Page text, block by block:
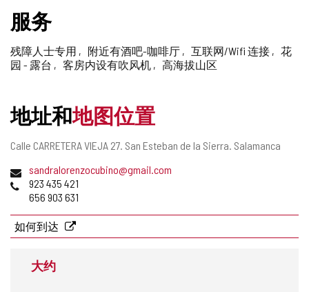
删
除
服务
残障人士专用 附近有酒吧-咖啡厅 互联网/Wifi 连接
花
园 - 露台
客房内设有吹风机 高海拔山区
地址和地图位置
邮
地
址
Calle CARRETERA VIEJA 27. San Esteban de la Sierra. Salamanca
电
子
地
址
sandralorenzocubino@gmail.com
电
923 435 421
656 903 631
如何到达
大约